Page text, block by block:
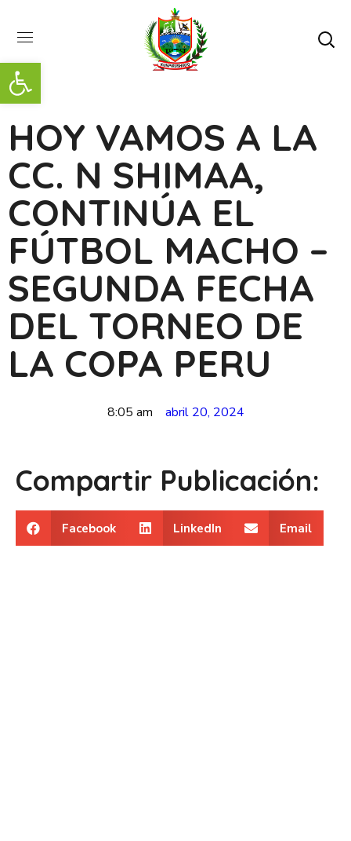
Abrir barra de herramientas
HOY VAMOS A LA
CC. N SHIMAA,
CONTINÚA EL
FÚTBOL MACHO –
SEGUNDA FECHA
DEL TORNEO DE
LA COPA PERU
8:05 am abril 20, 2024
Compartir Publicación:
Facebook LinkedIn Email